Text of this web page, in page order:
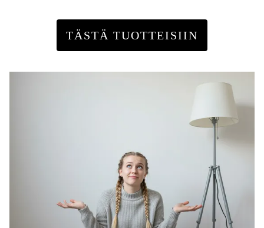
TÄSTÄ TUOTTEISIIN